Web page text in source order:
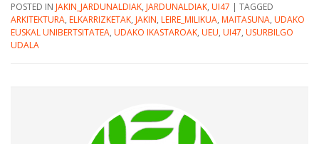
POSTED IN JAKIN_JARDUNALDIAK, JARDUNALDIAK, UI47 | TAGGED
ARKITEKTURA, ELKARRIZKETAK, JAKIN, LEIRE_MILIKUA, MAITASUNA, UDAKO
EUSKAL UNIBERTSITATEA, UDAKO IKASTAROAK, UEU, UI47, USURBILGO
UDALA